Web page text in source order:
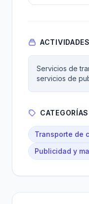
Servicios de
servicios de
CATEGORÍAS
Transporte de
Publicidad y